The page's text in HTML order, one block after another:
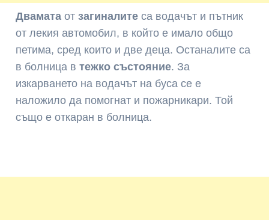
Дваматаотзагиналитеса водачът и пътник
от лекия автомобил, в който е имало общо
петима, сред които и две деца. Останалите са
в болница втежко състояние. За
изкарването на водачът на буса се е
наложило да помогнат и пожарникари. Той
също е откаран в болница.